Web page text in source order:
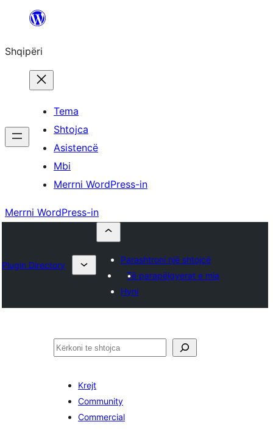
Hidhu
lënda
Shqipëri
Tema
Shtojca
Asistencë
Mbi
Merrni WordPress-in
Merrni WordPress-in
Plugin Directory
Parashtroni një shtojcë
Të parapëlqyerat e mia
Hyni
Kërko
Krejt
Community
Commercial